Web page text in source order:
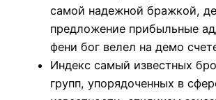
самой надежной бражкой,
предложение прибыльные
фени бог велел на демо
Индекс самый известных
групп, упорядоченных в